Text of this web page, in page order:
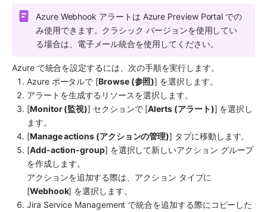
Azure Webhook アラートは Azure Preview Portal での
み使用できます。クラシック バージョンを使用してい
る場合は、電子メール統合を使用してください。
Azure で統合を設定するには、次の手順を実行します。
Azure ポータルで [Browse (参照)] を選択します。
アラートを生成するリソースを選択します。
[Monitor (監視)] セクションで [Alerts (アラート)] を選択し
ます。
[Manage actions (アクションの管理)] タブに移動します。
[Add-action-group] を選択して新しいアクション グループ
を作成します。
アクションを追加する際は、アクション タイプに
[Webhook] を選択します。
Jira Service Management で統合を追加する際にコピーした